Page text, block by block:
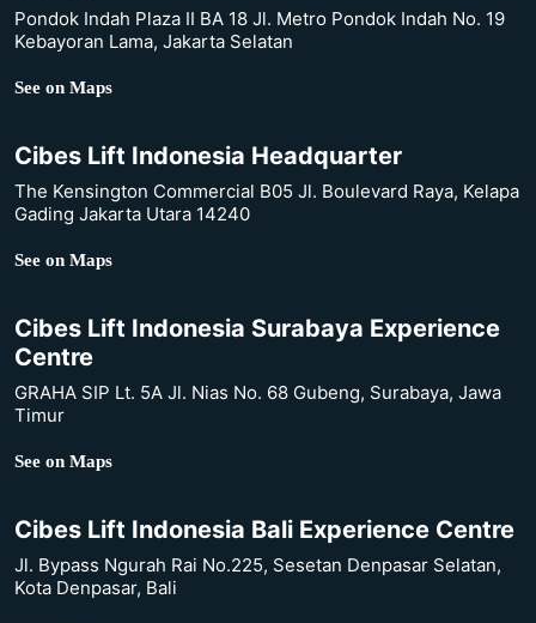
Pondok Indah Plaza II BA 18 Jl. Metro Pondok Indah No. 19
Kebayoran Lama, Jakarta Selatan
See on Maps
Cibes Lift Indonesia Headquarter
The Kensington Commercial B05 Jl. Boulevard Raya, Kelapa
Gading Jakarta Utara 14240
See on Maps
Cibes Lift Indonesia Surabaya Experience
Centre
GRAHA SIP Lt. 5A Jl. Nias No. 68 Gubeng, Surabaya, Jawa
Timur
See on Maps
Cibes Lift Indonesia Bali Experience Centre
Jl. Bypass Ngurah Rai No.225, Sesetan Denpasar Selatan,
Kota Denpasar, Bali